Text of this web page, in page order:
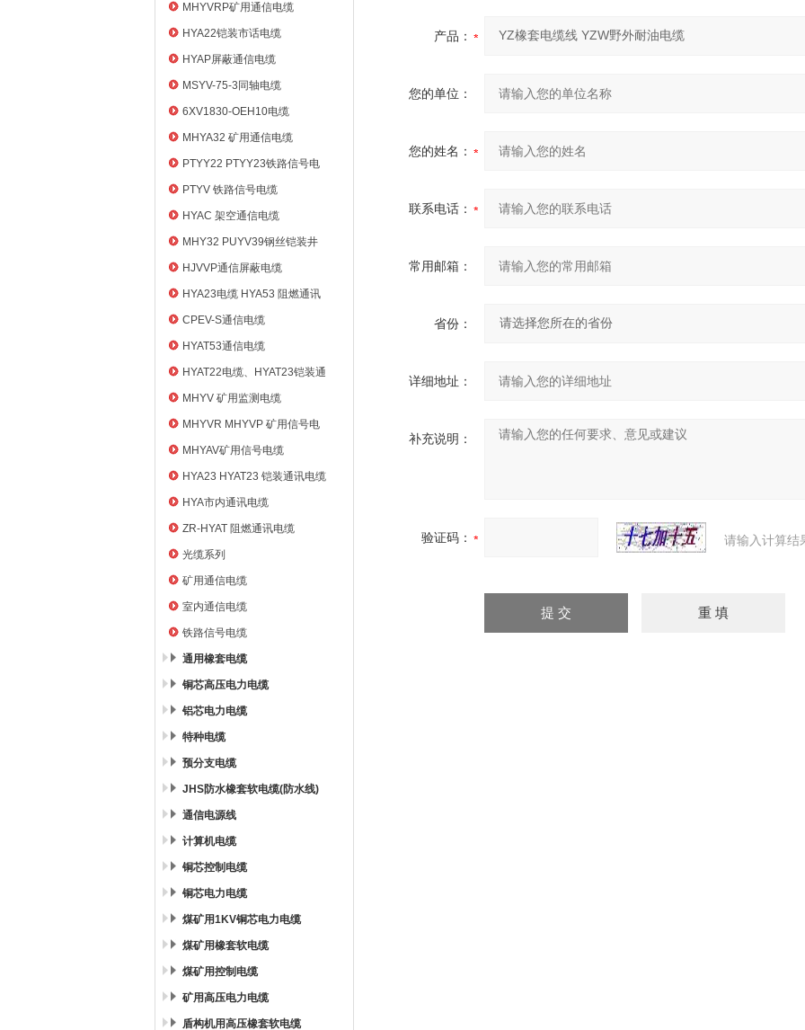
MHYVRP矿用通信电缆
HYA22铠装市话电缆
HYAP屏蔽通信电缆
MSYV-75-3同轴电缆
6XV1830-OEH10电缆
MHYA32 矿用通信电缆
PTYY22 PTYY23铁路信号电
缆
PTYV 铁路信号电缆
HYAC 架空通信电缆
MHY32 PUYV39钢丝铠装井
筒信号电缆
HJVVP通信屏蔽电缆
HYA23电缆 HYA53 阻燃通讯
电缆
CPEV-S通信电缆
HYAT53通信电缆
HYAT22电缆、HYAT23铠装通
信电缆
MHYV 矿用监测电缆
MHYVR MHYVP 矿用信号电
缆
MHYAV矿用信号电缆
HYA23 HYAT23 铠装通讯电缆
HYA市内通讯电缆
ZR-HYAT 阻燃通讯电缆
光缆系列
矿用通信电缆
室内通信电缆
铁路信号电缆
通用橡套电缆
铜芯高压电力电缆
铝芯电力电缆
特种电缆
预分支电缆
JHS防水橡套软电缆(防水线)
通信电源线
计算机电缆
铜芯控制电缆
铜芯电力电缆
煤矿用1KV铜芯电力电缆
煤矿用橡套软电缆
煤矿用控制电缆
矿用高压电力电缆
盾构机用高压橡套软电缆
产品：
您的单位：
您的姓名：
联系电话：
常用邮箱：
省份：
详细地址：
补充说明：
验证码： 请输入计算结